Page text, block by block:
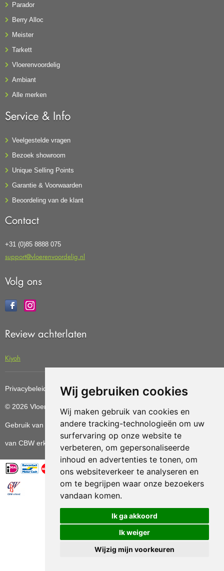
Wij gebruiken cookies
Wij maken gebruik van cookies en
andere tracking-technologieën om uw
surfervaring op onze website te
verbeteren, om gepersonaliseerde
inhoud en advertenties te tonen, om
ons websiteverkeer te analyseren en
om te begrijpen waar onze bezoekers
vandaan komen.
Ik ga akkoord
Ik weiger
Wijzig mijn voorkeuren
Parador
Berry Alloc
Meister
Tarkett
Vloerenvoordelig
Ambiant
Alle merken
Service & Info
Veelgestelde vragen
Bezoek showroom
Unique Selling Points
Garantie & Voorwaarden
Beoordeling van de klant
Contact
+31 (0)85 8888 075
support@vloerenvoordelig.nl
Volg ons
Review achterlaten
Kiyoh
Privacybeleid Cookiebeleid Update cookies preferences
© 2026 Vloerenvoordelig
Gebruik van deze site betekent dat u dealgemene voorwaarden
van CBW erkende woonwinkels accepteert.
Vloerenvoordelig.nl is een onderdeel van